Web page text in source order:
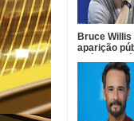
Bruce
aparição
demência